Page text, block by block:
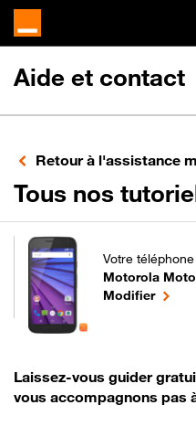
Aide et contact
Retour à l'assistance
Tous nos
Laissez-vous guider
vous accompagnons pas
Votre téléphone
Motorola
pour votre
Modifierle